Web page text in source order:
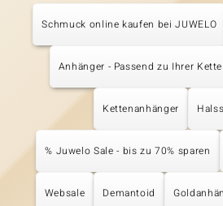
Schmuck online kaufen bei JUWELO
Anhänger - Passend zu Ihrer Kette
Kettenanhänger
% Juwelo Sale - bis zu 70% sparen
Websale Demantoid